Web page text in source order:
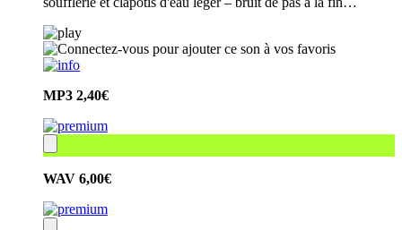
MP3 2,40€
WAV 6,00€